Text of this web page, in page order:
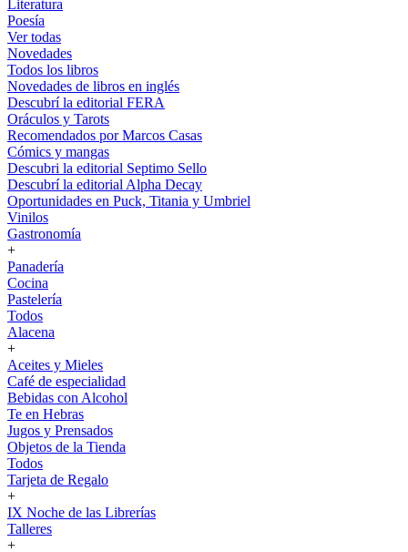
Literatura
Poesía
Ver todas
Novedades
Todos los libros
Novedades de libros en inglés
Descubrí la editorial FERA
Oráculos y Tarots
Recomendados por Marcos Casas
Cómics y mangas
Descubri la editorial Septimo Sello
Descubrí la editorial Alpha Decay
Oportunidades en Puck, Titania y Umbriel
Vinilos
Gastronomía
+
Panadería
Cocina
Pastelería
Todos
Alacena
+
Aceites y Mieles
Café de especialidad
Bebidas con Alcohol
Te en Hebras
Jugos y Prensados
Objetos de la Tienda
Todos
Tarjeta de Regalo
+
IX Noche de las Librerías
Talleres
+